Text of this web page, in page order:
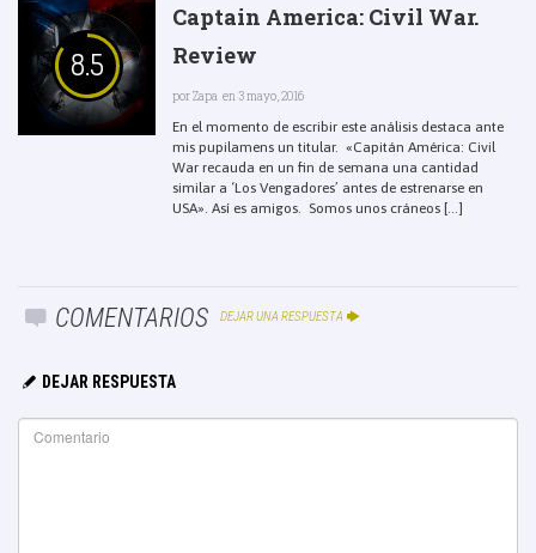
8.5
Captain America: Civil War.
Review
porZapa en 3 mayo, 2016
En el momento de escribir este análisis destaca ante
mis pupilamens un titular. «Capitán América: Civil
War recauda en un fin de semana una cantidad
similar a ‘Los Vengadores’ antes de estrenarse en
USA». Así es amigos. Somos unos cráneos [...]
COMENTARIOS DEJAR UNA RESPUESTA
DEJAR RESPUESTA